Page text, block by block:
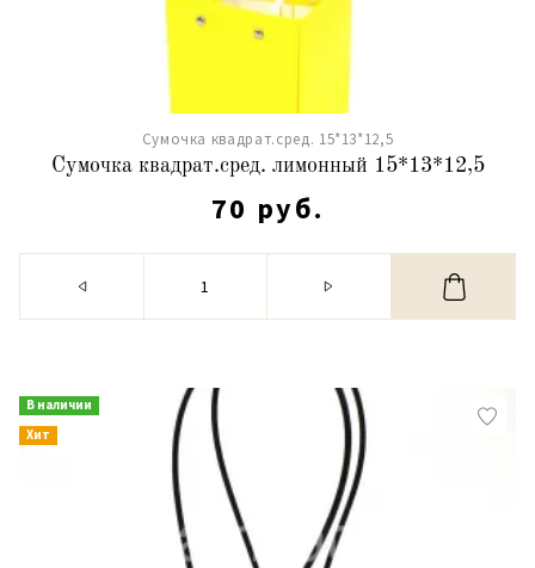
Сумочка квадрат.сред. 15*13*12,5
Сумочка квадрат.сред. лимонный 15*13*12,5
70 руб.
В наличии
Хит